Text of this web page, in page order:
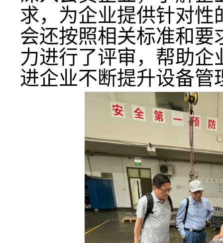
求，为企业提供针对性
会还按照相关标准和
力进行了评审，帮助
进企业不断提升设备管